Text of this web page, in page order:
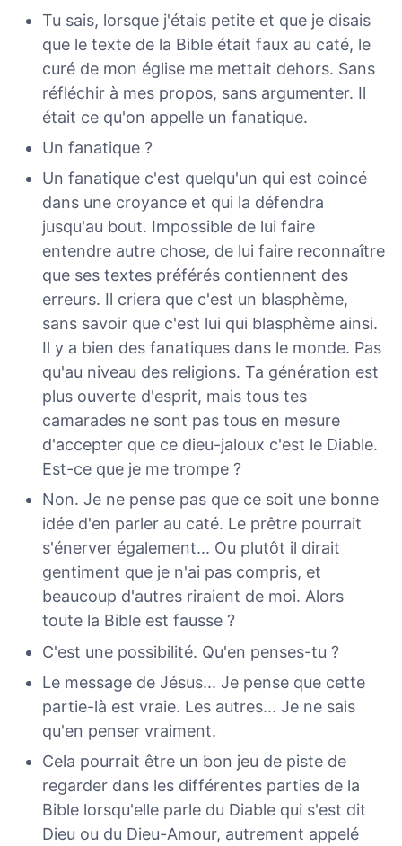
Tu sais, lorsque j'étais petite et que je disais
que le texte de la Bible était faux au caté, le
curé de mon église me mettait dehors. Sans
réfléchir à mes propos, sans argumenter. Il
était ce qu'on appelle un fanatique.
Un fanatique ?
Un fanatique c'est quelqu'un qui est coincé
dans une croyance et qui la défendra
jusqu'au bout. Impossible de lui faire
entendre autre chose, de lui faire reconnaître
que ses textes préférés contiennent des
erreurs. Il criera que c'est un blasphème,
sans savoir que c'est lui qui blasphème ainsi.
Il y a bien des fanatiques dans le monde. Pas
qu'au niveau des religions. Ta génération est
plus ouverte d'esprit, mais tous tes
camarades ne sont pas tous en mesure
d'accepter que ce dieu-jaloux c'est le Diable.
Est-ce que je me trompe ?
Non. Je ne pense pas que ce soit une bonne
idée d'en parler au caté. Le prêtre pourrait
s'énerver également... Ou plutôt il dirait
gentiment que je n'ai pas compris, et
beaucoup d'autres riraient de moi. Alors
toute la Bible est fausse ?
C'est une possibilité. Qu'en penses-tu ?
Le message de Jésus... Je pense que cette
partie-là est vraie. Les autres... Je ne sais
qu'en penser vraiment.
Cela pourrait être un bon jeu de piste de
regarder dans les différentes parties de la
Bible lorsqu'elle parle du Diable qui s'est dit
Dieu ou du Dieu-Amour, autrement appelé